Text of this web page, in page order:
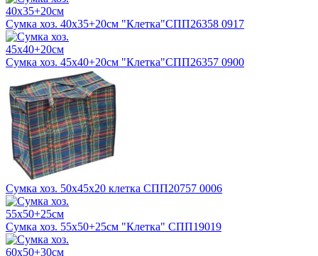
Сумка хоз. 40х35+20см "Клетка"СПП26358 0917
Сумка хоз. 45х40+20см "Клетка"СПП26357 0900
Сумка хоз. 50х45х20 клетка СПП20757 0006
Сумка хоз. 55х50+25см "Клетка" СПП19019